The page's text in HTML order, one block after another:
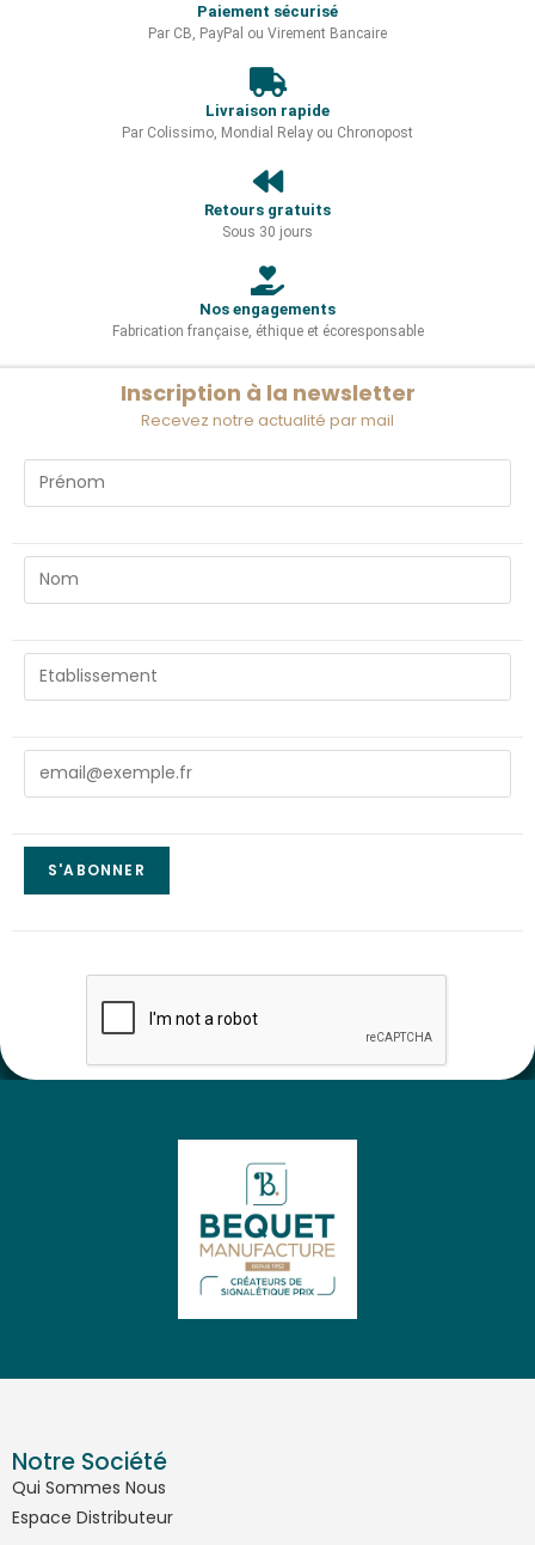
Paiement sécurisé
Par CB, PayPal ou Virement Bancaire
Livraison rapide
Par Colissimo, Mondial Relay ou Chronopost
Retours gratuits
Sous 30 jours
Nos engagements
Fabrication française, éthique et écoresponsable
Inscription à la newsletter
Recevez notre actualité par mail
Notre Société
Qui Sommes Nous
Espace Distributeur